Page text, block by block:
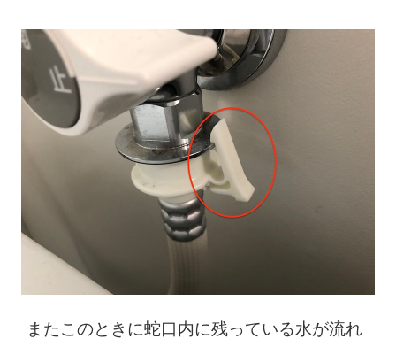
またこのときに蛇口内に残っている水が流れ